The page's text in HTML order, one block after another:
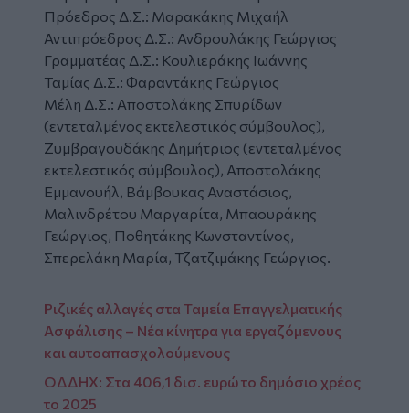
Πρόεδρος Δ.Σ.: Μαρακάκης Μιχαήλ
Αντιπρόεδρος Δ.Σ.: Ανδρουλάκης Γεώργιος
Γραμματέας Δ.Σ.: Κουλιεράκης Ιωάννης
Ταμίας Δ.Σ.: Φαραντάκης Γεώργιος
Μέλη Δ.Σ.: Αποστολάκης Σπυρίδων
(εντεταλμένος εκτελεστικός σύμβουλος),
Ζυμβραγουδάκης Δημήτριος (εντεταλμένος
εκτελεστικός σύμβουλος), Αποστολάκης
Εμμανουήλ, Βάμβουκας Αναστάσιος,
Μαλινδρέτου Μαργαρίτα, Μπαουράκης
Γεώργιος, Ποθητάκης Κωνσταντίνος,
Σπερελάκη Μαρία, Τζατζιμάκης Γεώργιος.
Ριζικές αλλαγές στα Ταμεία Επαγγελματικής
Ασφάλισης – Νέα κίνητρα για εργαζόμενους
και αυτοαπασχολούμενους
ΟΔΔΗΧ: Στα 406,1 δισ. ευρώ το δημόσιο χρέος
το 2025